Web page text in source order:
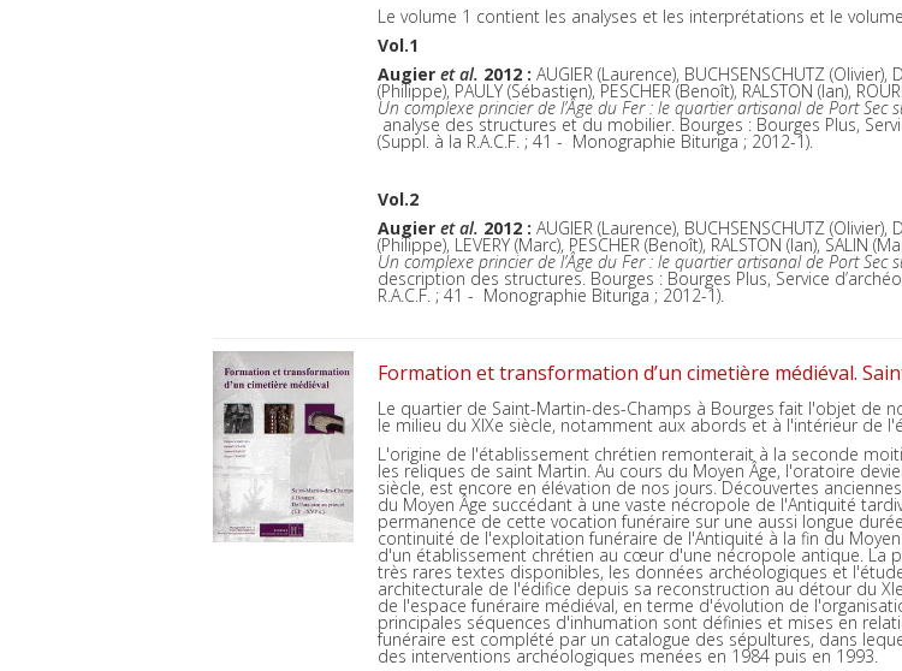
Le volume 1 contient les analyses et les interprétations et le
Vol.1
Augier et al. 2012 : AUGIER (Laurence), BUCHSENSCHUTZ (Olivier),
(Philippe), PAULY (Sébastien), PESCHER (Benoît), RALSTON (Ian),
Un complexe princier de l’Âge du Fer : le quartier artisanal de Port Sec
analyse des structures et du mobilier. Bourges : Bourges Plus,
(Suppl. à la R.A.C.F. ; 41 - Monographie Bituriga ; 2012-1).
Vol.2
Augier et al. 2012 : AUGIER (Laurence), BUCHSENSCHUTZ (Olivier),
(Philippe), LEVERY (Marc), PESCHER (Benoît), RALSTON (Ian), SALIN
Un complexe princier de l’Âge du Fer : le quartier artisanal de Port Sec
description des structures. Bourges : Bourges Plus, Service
R.A.C.F. ; 41 - Monographie Bituriga ; 2012-1).
Formation et transformation d’un cimetière médiéval.
Le quartier de Saint-Martin-des-Champs à Bourges fait l'objet de
le milieu du XIXe siècle, notamment aux abords et à l'intérieur de
L'origine de l'établissement chrétien remonterait à la seconde
les reliques de saint Martin. Au cours du Moyen Âge, l'oratoire
siècle, est encore en élévation de nos jours. Découvertes
du Moyen Âge succédant à une vaste nécropole de l'Antiquité
permanence de cette vocation funéraire sur une aussi longue
continuité de l'exploitation funéraire de l'Antiquité à la fin du
d'un établissement chrétien au cœur d'une nécropole antique. La
très rares textes disponibles, les données archéologiques et
architecturale de l'édifice depuis sa reconstruction au détour du
de l'espace funéraire médiéval, en terme d'évolution de
principales séquences d'inhumation sont définies et mises en
funéraire est complété par un catalogue des sépultures, dans
des interventions archéologiques menées en 1984 puis en 1993.